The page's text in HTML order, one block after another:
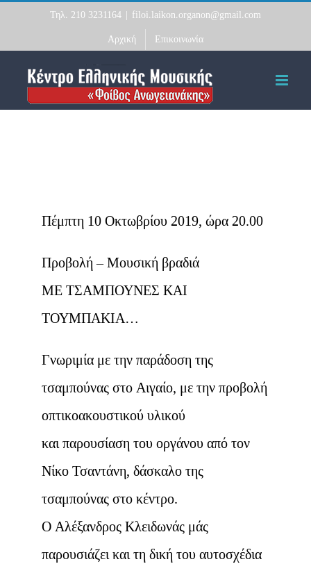
content
Τηλ. 210 3231164 filoi.laikon.organon@gmail.com
Αρχική Επικοινωνία
Πέμπτη 10 Οκτωβρίου 2019, ώρα 20.00
Προβολή – Μουσική βραδιά
ΜΕ ΤΣΑΜΠΟΥΝΕΣ ΚΑΙ
ΤΟΥΜΠΑΚΙΑ…
Γνωριμία με την παράδοση της
τσαμπούνας στο Αιγαίο, με την προβολή
οπτικοακουστικού υλικού
και παρουσίαση του οργάνου από τον
Νίκο Τσαντάνη, δάσκαλο της
τσαμπούνας στο κέντρο.
Ο Αλέξανδρος Κλειδωνάς μάς
παρουσιάζει και τη δική του αυτοσχέδια